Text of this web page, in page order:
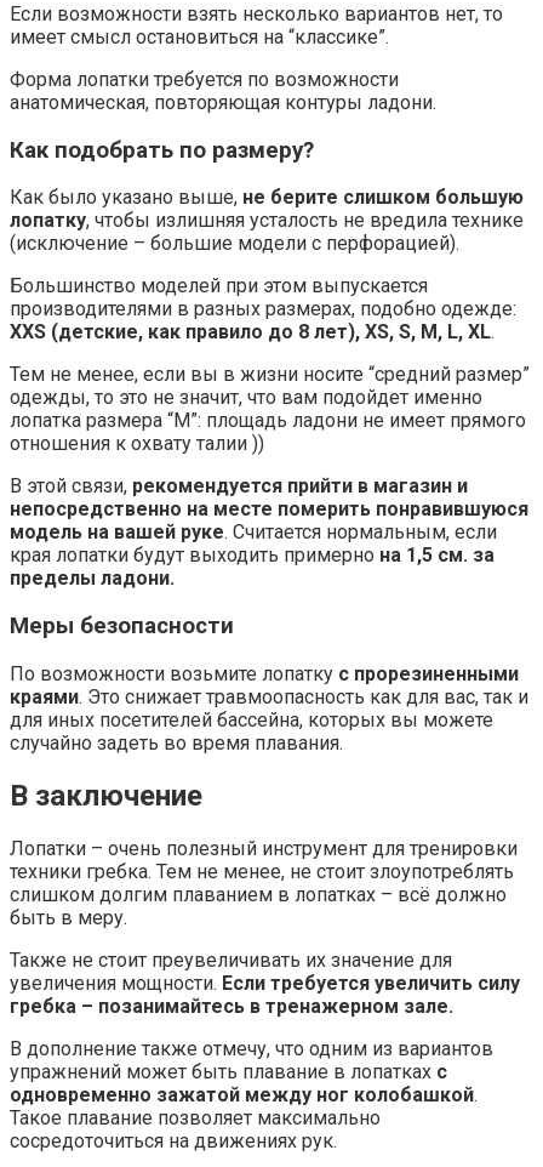
Если возможности взять несколько вариантов нет, то
имеет смысл остановиться на “классике”.
Форма лопатки требуется по возможности
анатомическая, повторяющая контуры ладони.
Как подобрать по размеру?
Как было указано выше, не берите слишком большую
лопатку, чтобы излишняя усталость не вредила технике
(исключение – большие модели с перфорацией).
Большинство моделей при этом выпускается
производителями в разных размерах, подобно одежде:
XXS (детские, как правило до 8 лет), XS, S, M, L, XL.
Тем не менее, если вы в жизни носите “средний размер”
одежды, то это не значит, что вам подойдет именно
лопатка размера “M”: площадь ладони не имеет прямого
отношения к охвату талии ))
В этой связи, рекомендуется прийти в магазин и
непосредственно на месте померить понравившуюся
модель на вашей руке. Считается нормальным, если
края лопатки будут выходить примерно на 1,5 см. за
пределы ладони.
Меры безопасности
По возможности возьмите лопатку с прорезиненными
краями. Это снижает травмоопасность как для вас, так и
для иных посетителей бассейна, которых вы можете
случайно задеть во время плавания.
В заключение
Лопатки – очень полезный инструмент для тренировки
техники гребка. Тем не менее, не стоит злоупотреблять
слишком долгим плаванием в лопатках – всё должно
быть в меру.
Также не стоит преувеличивать их значение для
увеличения мощности. Если требуется увеличить силу
гребка – позанимайтесь в тренажерном зале.
В дополнение также отмечу, что одним из вариантов
упражнений может быть плавание в лопатках с
одновременно зажатой между ног колобашкой.
Такое плавание позволяет максимально
сосредоточиться на движениях рук.